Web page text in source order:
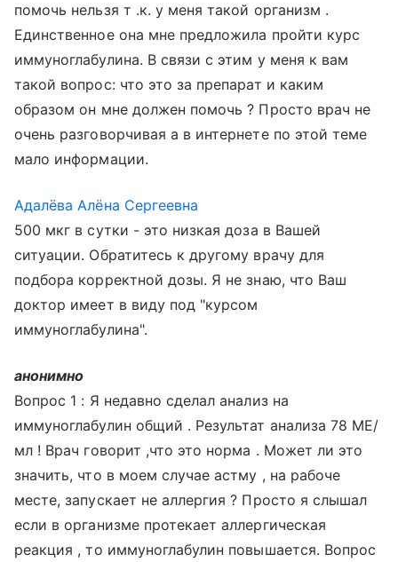
помочь нельзя т .к. у меня такой организм .
Единственное она мне предложила пройти курс
иммуноглабулина. В связи с этим у меня к вам
такой вопрос: что это за препарат и каким
образом он мне должен помочь ? Просто врач не
очень разговорчивая а в интернете по этой теме
мало информации.
Адалёва Алёна Сергеевна
500 мкг в сутки - это низкая доза в Вашей
ситуации. Обратитесь к другому врачу для
подбора корректной дозы. Я не знаю, что Ваш
доктор имеет в виду под "курсом
иммуноглабулина".
анонимно
Вопрос 1 : Я недавно сделал анализ на
иммуноглабулин общий . Результат анализа 78 МЕ/
мл ! Врач говорит ,что это норма . Может ли это
значить, что в моем случае астму , на рабоче
месте, запускает не аллергия ? Просто я слышал
если в организме протекает аллергическая
реакция , то иммуноглабулин повышается. Вопрос